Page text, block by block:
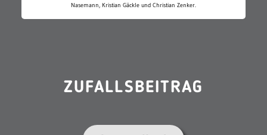
Nasemann, Kristian Gäckle und Christian Zenker.
ZUFALLSBEITRAG